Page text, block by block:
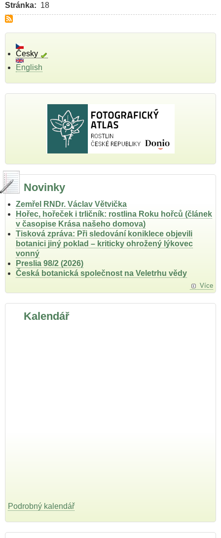
Stránka
18
Česky
English
Novinky
Zemřel RNDr. Václav Větvička
Hořec, hořeček i trličník: rostlina Roku hořců (článek
v časopise Krása našeho domova)
Tisková zpráva: Při sledování koniklece objevili
botanici jiný poklad – kriticky ohrožený lýkovec
vonný
Preslia 98/2 (2026)
Česká botanická společnost na Veletrhu vědy
Více
Kalendář
Podrobný kalendář